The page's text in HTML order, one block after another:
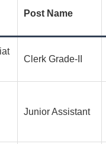
Post Name
Clerk Grade-II
Junior Assistant